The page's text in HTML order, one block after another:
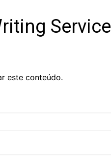
CCT – Bauru
CCT – Itatiba, Birigui,
este conteúdo.